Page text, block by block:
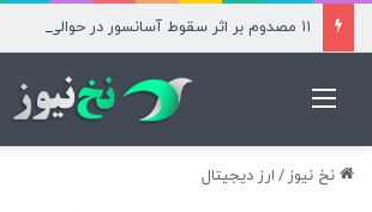
۱۱ مصدوم بر اثر سقوط آسانسور در حوالی میدان آرژانتین
نخ نیوز / ارز دیجیتال